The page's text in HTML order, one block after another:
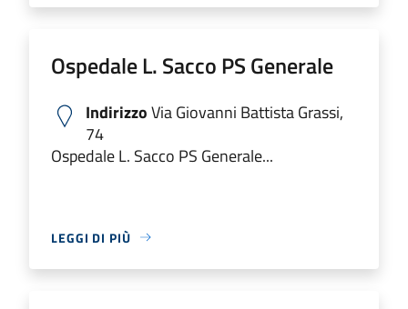
Ospedale L. Sacco PS Generale
IndirizzoVia Giovanni Battista Grassi,
74
Ospedale L. Sacco PS Generale...
LEGGI DI PIÙ